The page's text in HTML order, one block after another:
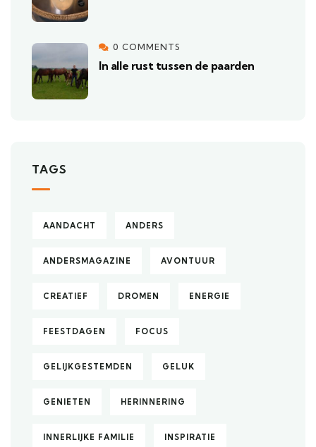
0 COMMENTS
In alle rust tussen de paarden
TAGS
AANDACHT ANDERS
ANDERSMAGAZINE AVONTUUR
CREATIEF DROMEN ENERGIE
FEESTDAGEN FOCUS
GELIJKGESTEMDEN GELUK
GENIETEN HERINNERING
INNERLIJKE FAMILIE INSPIRATIE